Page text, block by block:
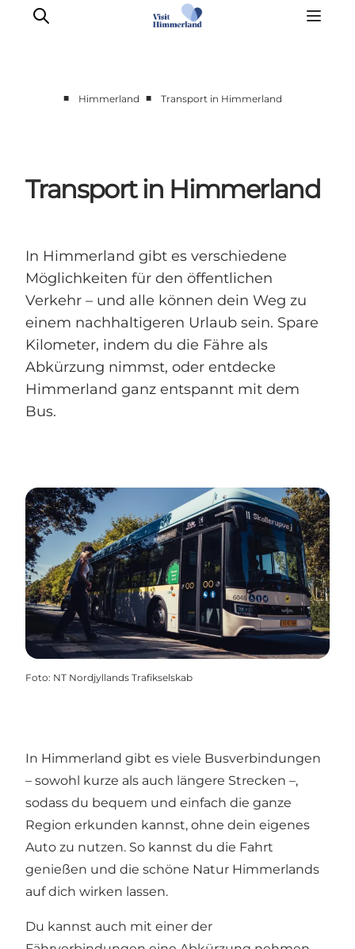
Städte und Orte
Das passiert
Praktische Informationen
■ Himmerland ■ Transport in Himmerland
Transport in Himmerland
In Himmerland gibt es verschiedene
Möglichkeiten für den öffentlichen
Verkehr – und alle können dein Weg zu
einem nachhaltigeren Urlaub sein. Spare
Kilometer, indem du die Fähre als
Abkürzung nimmst, oder entdecke
Himmerland ganz entspannt mit dem
Bus.
Foto: NT Nordjyllands Trafikselskab
In Himmerland gibt es viele Busverbindungen
– sowohl kurze als auch längere Strecken –,
sodass du bequem und einfach die ganze
Region erkunden kannst, ohne dein eigenes
Auto zu nutzen. So kannst du die Fahrt
genießen und die schöne Natur Himmerlands
auf dich wirken lassen.
Du kannst auch mit einer der